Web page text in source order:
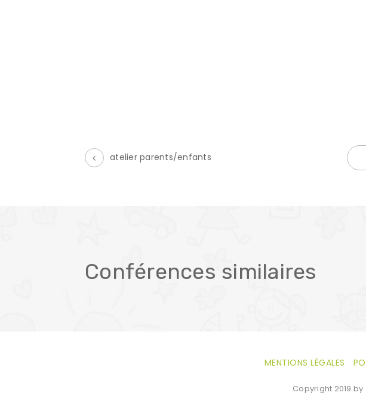
É
e
atelier parents/enfants
Conférences similaires
MENTIONS LÉGALES
Copyright 2019 by